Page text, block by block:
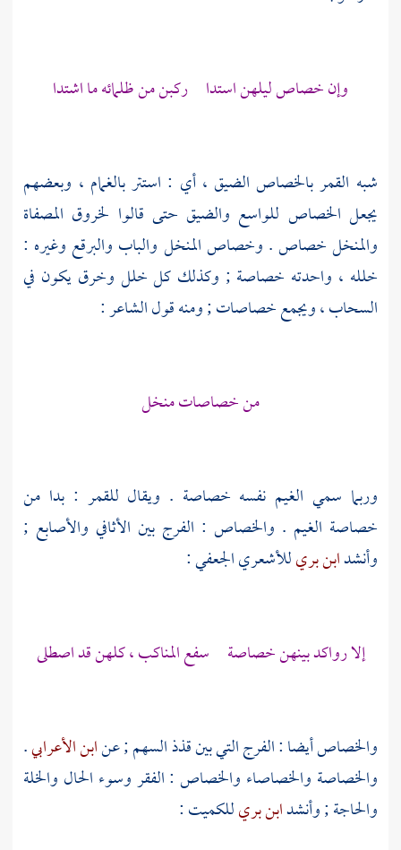
وإن خصاص ليلهن استدا ركبن من ظلمائه ما اشتدا
شبه القمر بالخصاص الضيق ، أي : استتر بالغمام ، وبعضهم
يجعل الخصاص للواسع والضيق حتى قالوا لخروق المصفاة
والمنخل خصاص . وخصاص المنخل والباب والبرقع وغيره :
خلله ، واحدته خصاصة ; وكذلك كل خلل وخرق يكون في
السحاب ، ويجمع خصاصات ; ومنه قول الشاعر :
من خصاصات منخل
وربما سمي الغيم نفسه خصاصة . ويقال للقمر : بدا من
خصاصة الغيم . والخصاص : الفرج بين الأثافي والأصابع ;
وأنشدابن بريللأشعري الجعفي:
إلا رواكد بينهن خصاصة سفع المناكب ، كلهن قد اصطلى
والخصاص أيضا : الفرج التي بين قذذ السهم ; عنابن الأعرابي.
والخصاصة والخصاصاء والخصاص : الفقر وسوء الحال والخلة
والحاجة ; وأنشدابن بريللكميت: